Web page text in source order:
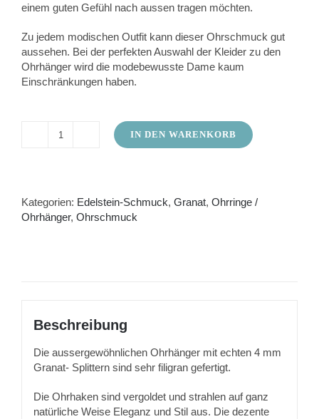
einem guten Gefühl nach aussen tragen möchten.
Zu jedem modischen Outfit kann dieser Ohrschmuck gut
aussehen. Bei der perfekten Auswahl der Kleider zu den
Ohrhänger wird die modebewusste Dame kaum
Einschränkungen haben.
Ohrringe
IN DEN WARENKORB
Kategorien: Edelstein-Schmuck, Granat, Ohrringe /
Ohrhänger, Ohrschmuck
Beschreibung
Die aussergewöhnlichen Ohrhänger mit echten 4 mm
Granat- Splittern sind sehr filigran gefertigt.
Die Ohrhaken sind vergoldet und strahlen auf ganz
natürliche Weise Eleganz und Stil aus. Die dezente